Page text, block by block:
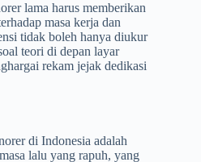
lama harus memberikan
masa kerja dan
tidak boleh hanya diukur
teori di depan layar
rekam jejak dedikasi
di Indonesia adalah
lalu yang rapuh, yang